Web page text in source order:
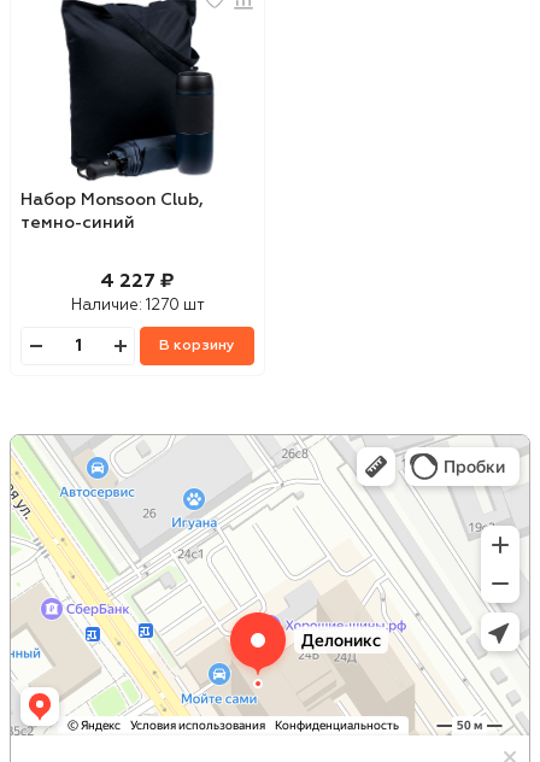
Набор Monsoon Club,
темно-синий
4 227 ₽
Наличие: 1270 шт
В корзину